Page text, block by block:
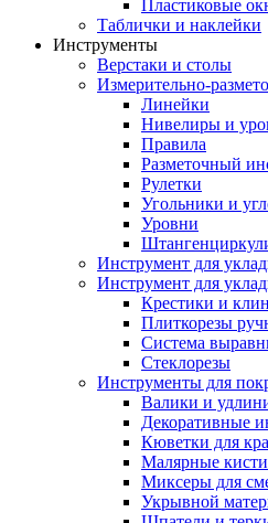
Пластиковые
Таблички и наклейки
Инструменты
Верстаки и столы
Измерительно-
Линейки
Нивелиры и
Правила
Разметочный
Рулетки
Угольники и
Уровни
Инструмент для
Инструмент для
Крестики и
Плиткорезы
Система
Стеклорезы
Инструменты для
Валики и
Декоративные
Кюветки для
Малярные кисти
Миксеры для
Укрывной